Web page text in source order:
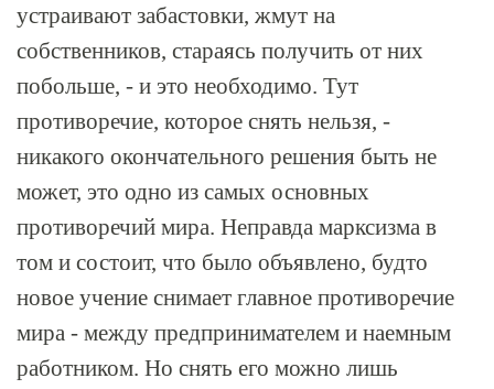
устраивают забастовки, жмут на
собственников, стараясь получить от них
побольше, - и это необходимо. Тут
противоречие, которое снять нельзя, -
никакого окончательного решения быть не
может, это одно из самых основных
противоречий мира. Неправда марксизма в
том и состоит, что было объявлено, будто
новое учение снимает главное противоречие
мира - между предпринимателем и наемным
работником. Но снять его можно лишь